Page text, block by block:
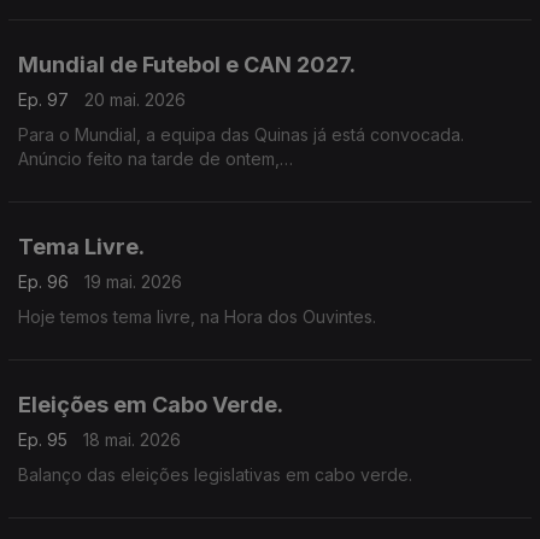
pandemias, garante que os novos regulamentos sanitários
internacionais criados após a Covid, estão a funcionar e que
Mundial de Futebol e CAN 2027.
Ep. 97
20 mai. 2026
Para o Mundial, a equipa das Quinas já está convocada.
Anúncio feito na tarde de ontem,
Tema Livre.
Ep. 96
19 mai. 2026
Hoje temos tema livre, na Hora dos Ouvintes.
Eleições em Cabo Verde.
Ep. 95
18 mai. 2026
Balanço das eleições legislativas em cabo verde.